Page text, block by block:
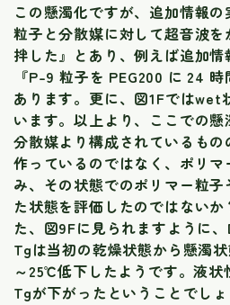
この懸濁化ですが、追加情報
粒子と分散媒に対して超音波
拌した』とあり、例えば追加情
『P-9 粒子を PEG200 に 24
あります。更に、図1Fではwet
います。以上より、ここでの
分散媒より構成されているも
作っているのではなく、ポリ
み、その状態でのポリマー粒
た状態を評価したのではない
た、図9Fに見られますように、
Tgは当初の乾燥状態から懸濁
～25℃低下したようです。液状
Tgが下がったということでし